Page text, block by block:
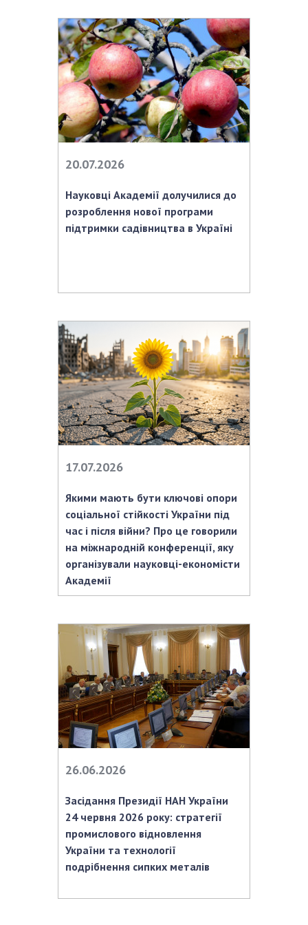
ЗАСІДАННЯ ПРЕЗИДІЇ НАН УКРАЇНИ
НАУКОВІ ВИДАННЯ
МЕДІА ПРО НАС
АКАДЕМІЯ КОМЕНТУЄ
КОНТАКТИ
КАБІНЕТ
20.07.2026
Науковці Академії долучилися до
розроблення нової програми
підтримки садівництва в Україні
17.07.2026
Якими мають бути ключові опори
соціальної стійкості України під
час і після війни? Про це говорили
на міжнародній конференції, яку
організували науковці-економісти
Академії
26.06.2026
Засідання Президії НАН України
24 червня 2026 року: стратегії
промислового відновлення
України та технології
подрібнення сипких металів